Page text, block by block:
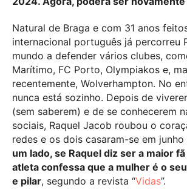
Natural de Braga e com 31 anos
internacional português já percorreu
mundo a defender vários clubes,
Marítimo, FC Porto, Olympiakos e,
recentemente, Wolverhampton. No
nunca está sozinho. Depois de
(sem saberem) e de se conhecerem
sociais, Raquel Jacob roubou o
redes e os dois casaram-se em
um lado, se Raquel diz ser a maior
atleta confessa que a mulher é o
e pilar, segundo a revista “Vidas”.